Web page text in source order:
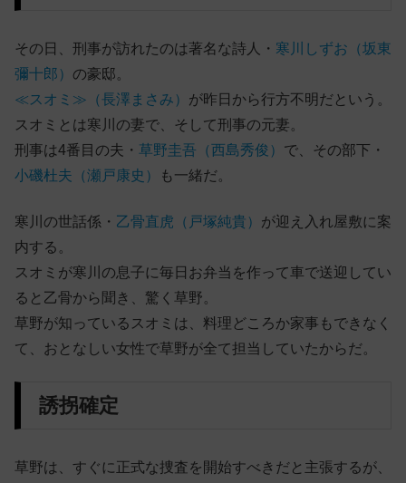
その日、刑事が訪れたのは著名な詩人・ 寒川しずお（坂東
彌十郎） の豪邸。
≪スオミ≫（長澤まさみ） が昨日から行方不明だという。
スオミとは寒川の妻で、そして刑事の元妻。
刑事は4番目の夫・ 草野圭吾（西島秀俊） で、その部下・
小磯杜夫（瀬戸康史）
も一緒だ。
寒川の世話係・ 乙骨直虎（戸塚純貴） が迎え入れ屋敷に案
内する。
スオミが寒川の息子に毎日お弁当を作って車で送迎してい
ると乙骨から聞き、驚く草野。
草野が知っているスオミは、料理どころか家事もできなく
て、おとなしい女性で草野が全て担当していたからだ。
誘拐確定
草野は、すぐに正式な捜査を開始すべきだと主張するが、